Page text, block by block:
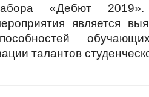
«Дебют
является
талантов